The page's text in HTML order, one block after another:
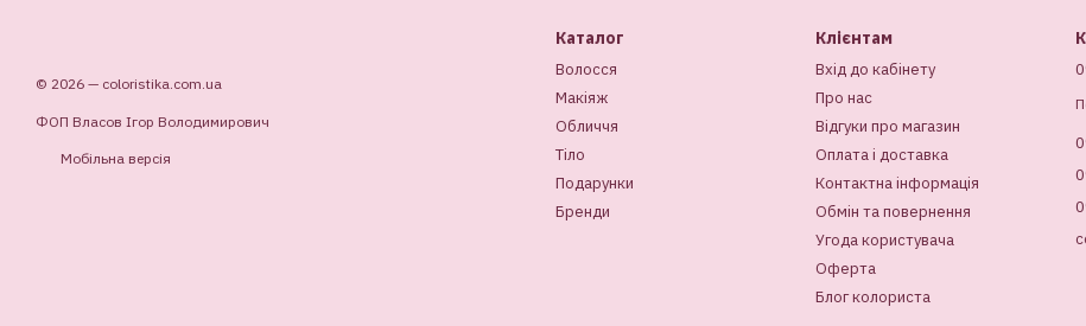
контрольованого освітлення, забезпечуючи рівномірний результат без зайвого пошкодження
такими як олії, кератин або протеїни, які захищають локони під час процедури.
Освітлювачі для фарбування підходять для створення блонду, мелірування, балаяжу та інших
гарантують безпеку та ефективність: від Matrix Light Master до Echosline Bleaching Powder.
професійний результат із мінімальним ризиком для структури локонів.
Переваги освітлювачів із Coloristika
Освітлювачі для волосся здатні підняти тон на 7–9 рівнів,
Підходять для всіх типів волосся та технік — від повного знебарвлення
© 2026 — coloristika.com.ua
ФОП Власов Ігор Володимирович
Мобільна версія
Каталог
Волосся
Макіяж
Обличчя
Тіло
Подарунки
Бренди
Клієнтам
Вхід до кабінету
Про нас
Відгуки про магазин
Оплата і доставка
Контактна інформація
Обмін та повернення
Угода користувача
Оферта
Блог колориста